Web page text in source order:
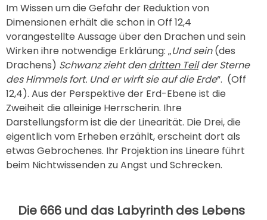
Im Wissen um die Gefahr der Reduktion von
Dimensionen erhält die schon in Off 12,4
vorangestellte Aussage über den Drachen und sein
Wirken ihre notwendige Erklärung: „Und sein(des
Drachens) Schwanz zieht dendritten Teilder Sterne
des Himmels fort. Und er wirft sie auf die Erde“. (Off
12,4). Aus der Perspektive der Erd-Ebene ist die
Zweiheit die alleinige Herrscherin. Ihre
Darstellungsform ist die der Linearität. Die Drei, die
eigentlich vom Erheben erzählt, erscheint dort als
etwas Gebrochenes. Ihr Projektion ins Lineare führt
beim Nichtwissenden zu Angst und Schrecken.
Die 666 und das Labyrinth des Lebens